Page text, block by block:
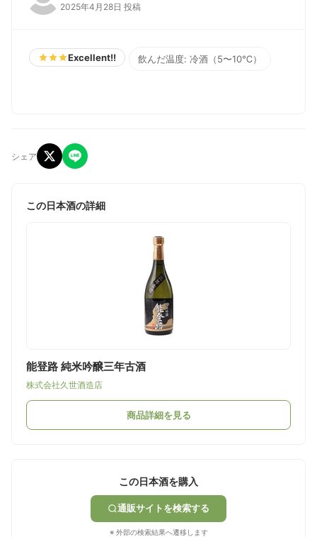
2025年4月28日 投稿
Excellent!! 飲んだ温度: 冷酒（5〜10℃）
シェア
この日本酒の詳細
能登路 純米吟醸三年古酒
株式会社久世酒造店
商品詳細を見る
この日本酒を購入
通販サイトを検索する
※ 外部の検索結果へ遷移します